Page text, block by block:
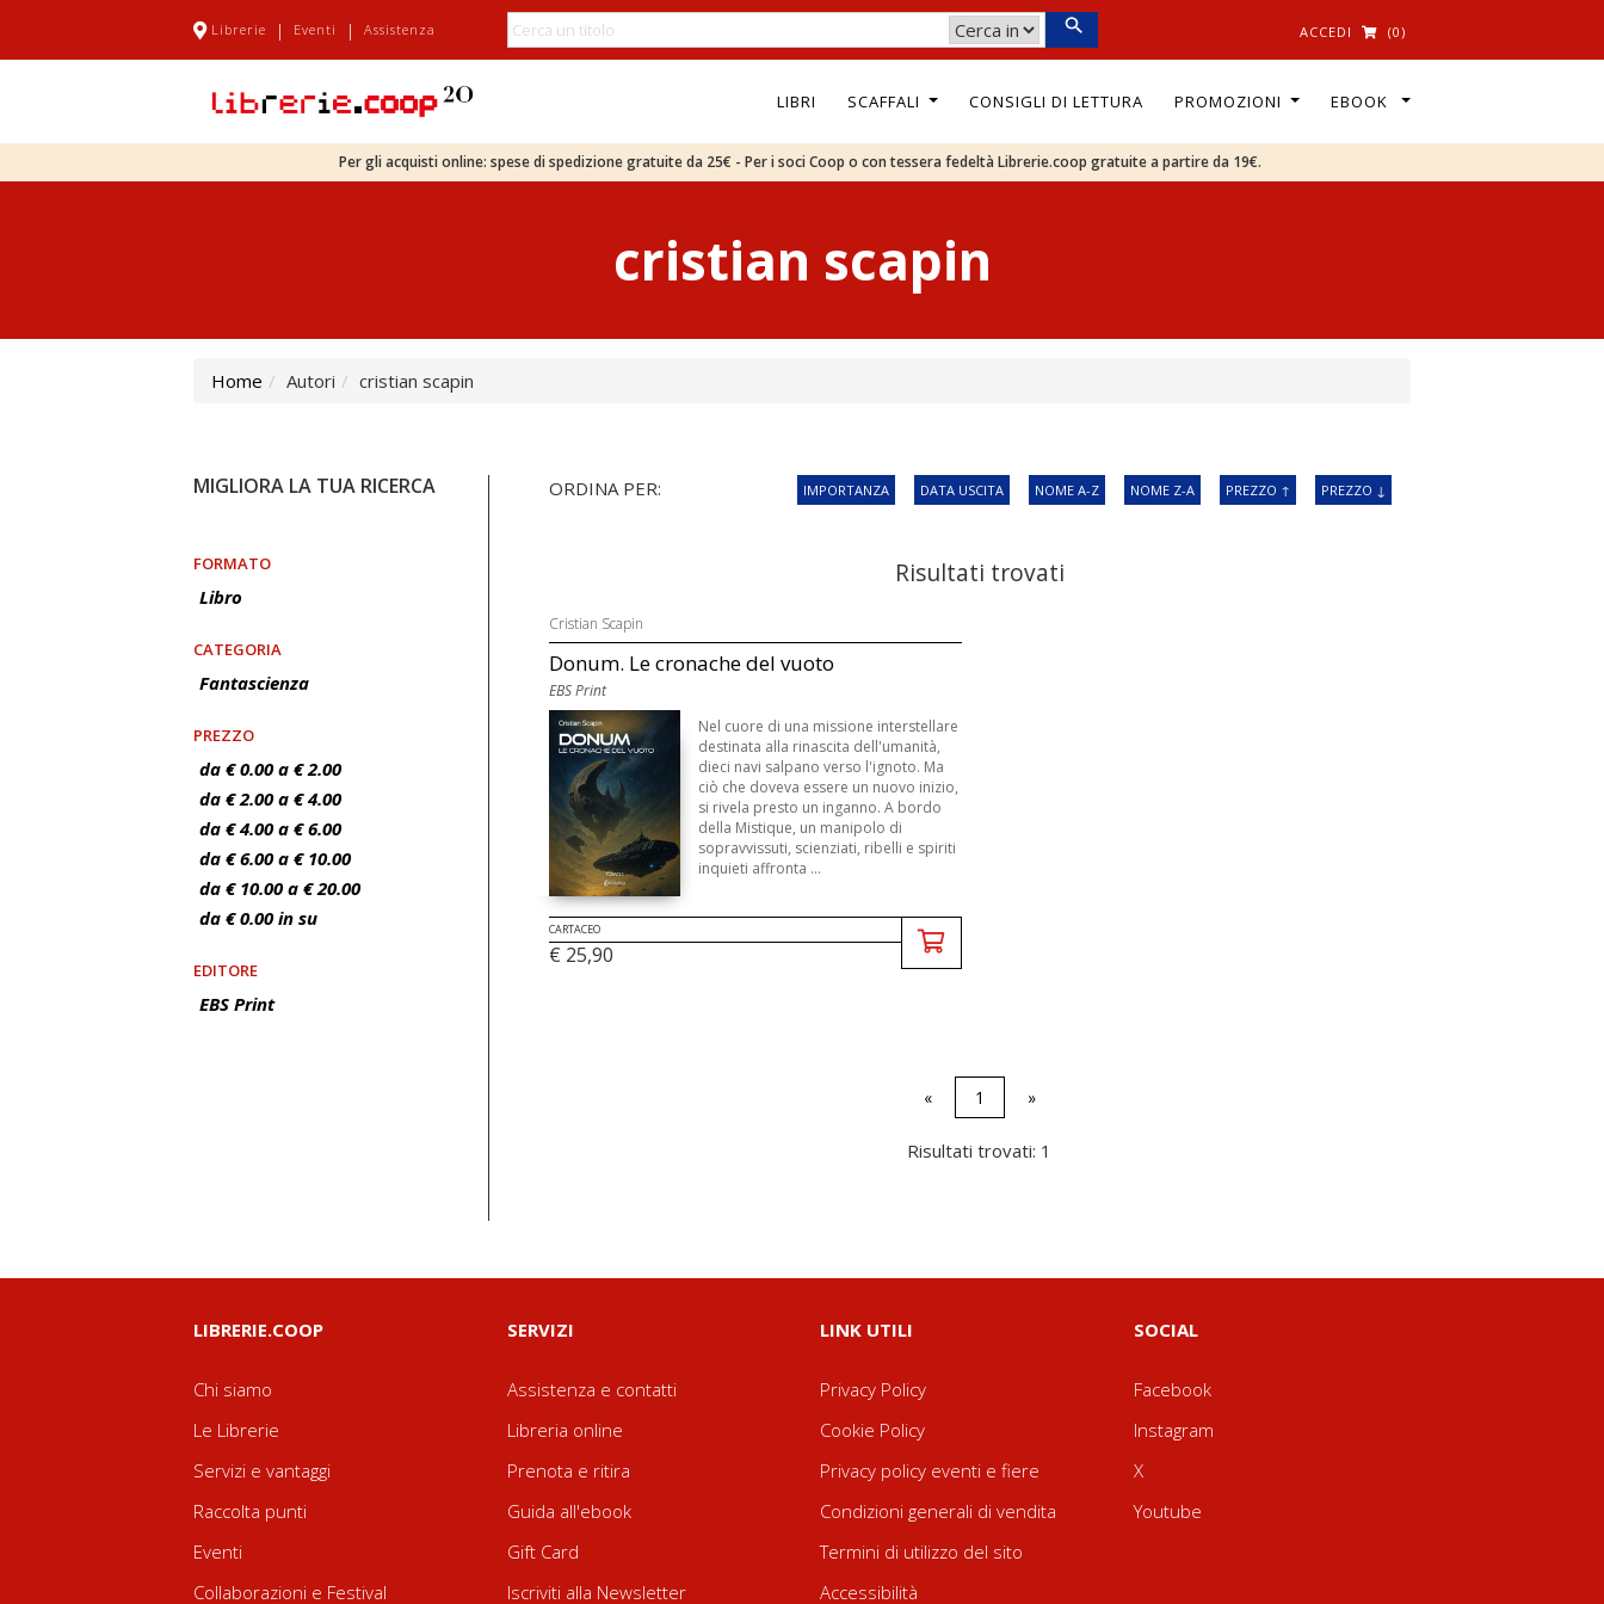
Librerie | Eventi | Assistenza ACCEDI (0)
LIBRI SCAFFALI CONSIGLI DI LETTURA PROMOZIONI EBOOK
Per gli acquisti online: spese di spedizione gratuite da 25€ - Per i soci Coop o con tessera fedeltà Librerie.coop gratuite a partire da 19€.
cristian scapin
Home Autori cristian scapin
MIGLIORA LA TUA RICERCA
FORMATO
Libro
CATEGORIA
Fantascienza
PREZZO
da € 0.00 a € 2.00
da € 2.00 a € 4.00
da € 4.00 a € 6.00
da € 6.00 a € 10.00
da € 10.00 a € 20.00
da € 0.00 in su
EDITORE
EBS Print
ORDINA PER: IMPORTANZA DATA USCITA NOME A-Z NOME Z-A PREZZO ↑ PREZZO ↓
Risultati trovati
Cristian Scapin
Donum. Le cronache del vuoto
EBS Print
Nel cuore di una missione interstellare
destinata alla rinascita dell'umanità,
dieci navi salpano verso l'ignoto. Ma
ciò che doveva essere un nuovo inizio,
si rivela presto un inganno. A bordo
della Mistique, un manipolo di
sopravvissuti, scienziati, ribelli e spiriti
inquieti affronta ...
CARTACEO
€ 25,90
« 1 »
Risultati trovati: 1
LIBRERIE.COOP
Chi siamo
Le Librerie
Servizi e vantaggi
Raccolta punti
Eventi
Collaborazioni e Festival
SERVIZI
Assistenza e contatti
Libreria online
Prenota e ritira
Guida all'ebook
Gift Card
Iscriviti alla Newsletter
LINK UTILI
Privacy Policy
Cookie Policy
Privacy policy eventi e fiere
Condizioni generali di vendita
Termini di utilizzo del sito
Accessibilità
SOCIAL
Facebook
Instagram
X
Youtube